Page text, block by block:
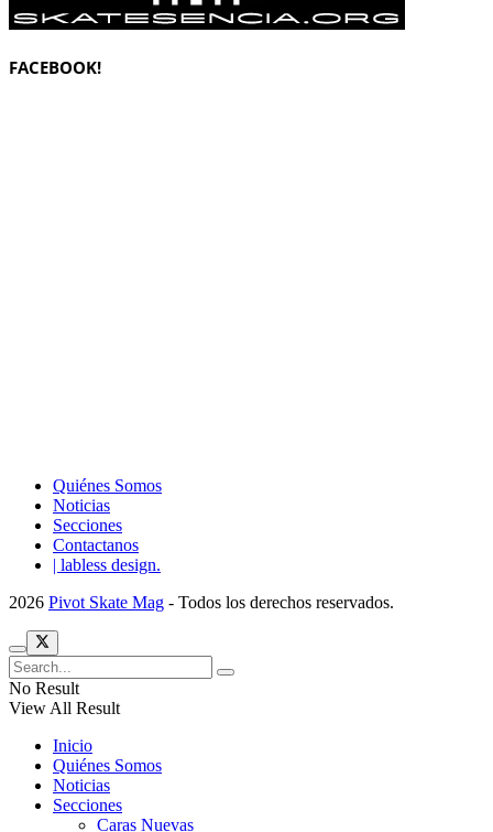
FACEBOOK!
Quiénes Somos
Noticias
Secciones
Contactanos
| labless design.
2026 Pivot Skate Mag - Todos los derechos reservados.
No Result
View All Result
Inicio
Quiénes Somos
Noticias
Secciones
Caras Nuevas